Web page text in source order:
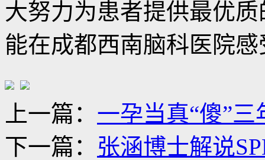
大努力为患者提供最优
能在成都西南脑科医院
上一篇： 一孕当真“傻”
下一篇： 张涵博士解说